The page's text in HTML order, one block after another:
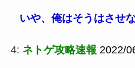
いや、俺はそうはさせ
4: ネトゲ攻略速報 2022/